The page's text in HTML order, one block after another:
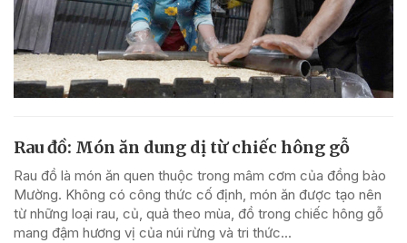
Rau đồ: Món ăn dung dị từ chiếc hông gỗ
Rau đồ là món ăn quen thuộc trong mâm cơm của đồng bào
Mường. Không có công thức cố định, món ăn được tạo nên
từ những loại rau, củ, quả theo mùa, đồ trong chiếc hông gỗ
mang đậm hương vị của núi rừng và tri thức...